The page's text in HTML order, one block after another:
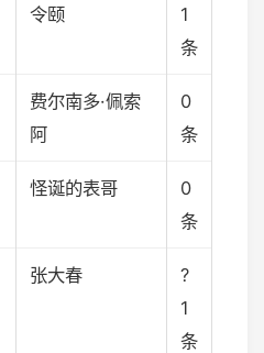
令颐
1
条
费尔南多·佩索
阿
0
条
怪诞的表哥
0
条
张大春
?
1
条